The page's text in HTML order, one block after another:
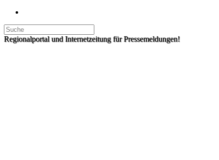
Regionalportal und Internetzeitung für Pressemeldungen!